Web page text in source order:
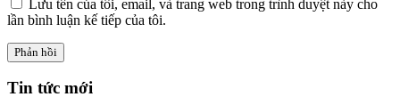
Lưu tên của tôi, email, và trang web trong trình duyệt này cho
lần bình luận kế tiếp của tôi.
Tin tức mới